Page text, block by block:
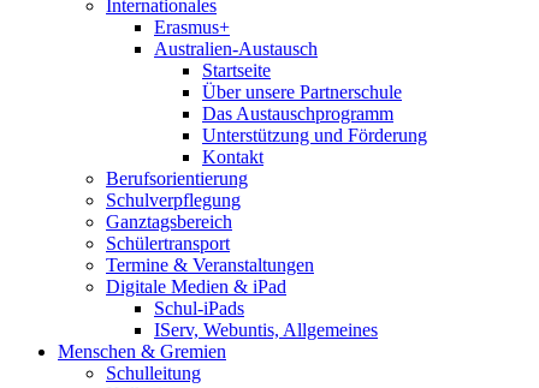
Internationales
Erasmus+
Australien-Austausch
Startseite
Über unsere Partnerschule
Das Austauschprogramm
Unterstützung und Förderung
Kontakt
Berufsorientierung
Schulverpflegung
Ganztagsbereich
Schülertransport
Termine & Veranstaltungen
Digitale Medien & iPad
Schul-iPads
IServ, Webuntis, Allgemeines
Menschen & Gremien
Schulleitung